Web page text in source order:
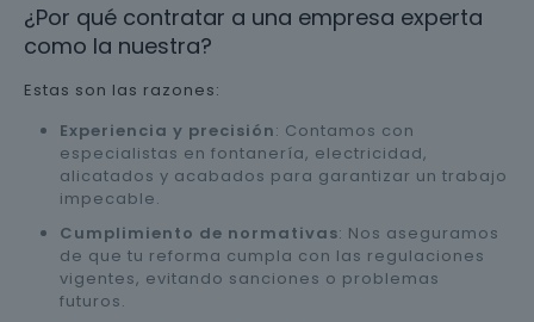
¿Por qué contratar a una empresa experta
como la nuestra?
Estas son las razones:
Experiencia y precisión: Contamos con
especialistas en fontanería, electricidad,
alicatados y acabados para garantizar un trabajo
impecable.
Cumplimiento de normativas: Nos aseguramos
de que tu reforma cumpla con las regulaciones
vigentes, evitando sanciones o problemas
futuros.